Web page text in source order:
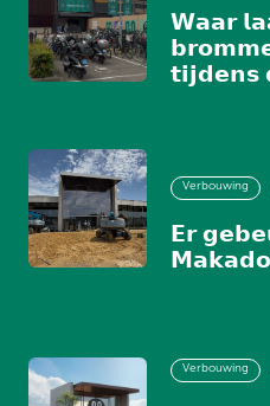
𝗪𝗮𝗮𝗿
Verbouwing
𝗘𝗿
Verbouwing